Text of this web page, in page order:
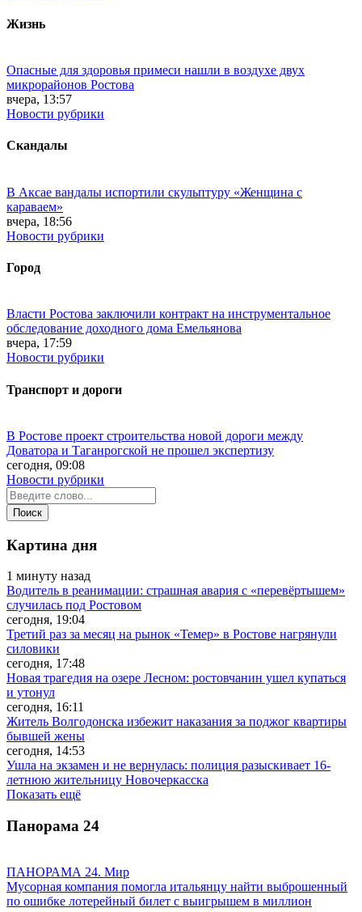
Жизнь
Опасные для здоровья примеси нашли в воздухе двух
микрорайонов Ростова
вчера, 13:57
Новости рубрики
Скандалы
В Аксае вандалы испортили скульптуру «Женщина с
караваем»
вчера, 18:56
Новости рубрики
Город
Власти Ростова заключили контракт на инструментальное
обследование доходного дома Емельянова
вчера, 17:59
Новости рубрики
Транспорт и дороги
В Ростове проект строительства новой дороги между
Доватора и Таганрогской не прошел экспертизу
сегодня, 09:08
Новости рубрики
Картина дня
1 минуту назад
Водитель в реанимации: страшная авария с «перевёртышем»
случилась под Ростовом
сегодня, 19:04
Третий раз за месяц на рынок «Темер» в Ростове нагрянули
силовики
сегодня, 17:48
Новая трагедия на озере Лесном: ростовчанин ушел купаться
и утонул
сегодня, 16:11
Житель Волгодонска избежит наказания за поджог квартиры
бывшей жены
сегодня, 14:53
Ушла на экзамен и не вернулась: полиция разыскивает 16-
летнюю жительницу Новочеркасска
Показать ещё
Панорама 24
ПАНОРАМА 24. Мир
Мусорная компания помогла итальянцу найти выброшенный
по ошибке лотерейный билет с выигрышем в миллион